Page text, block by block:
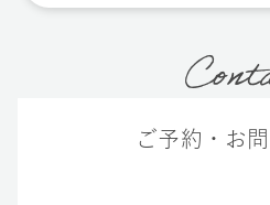
ご予約・お